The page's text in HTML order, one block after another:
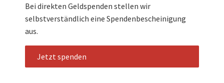
Bei direkten Geldspenden stellen wir
selbstverständlich eine Spendenbescheinigung
aus.
Jetzt spenden